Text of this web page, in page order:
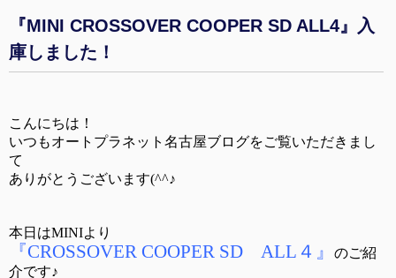
『MINI CROSSOVER COOPER SD ALL4』入
庫しました！
こんにちは！
いつもオートプラネット名古屋ブログをご覧いただきまし
て
ありがとうございます(^^♪
本日はMINIより
『CROSSOVER COOPER SD ALL４』
のご紹
介です♪